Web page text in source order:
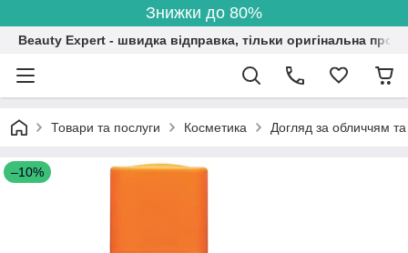
Знижки до 80%
Beauty Expert - швидка відправка, тільки оригінальна
Товари та послуги Косметика Догляд за обличчям
–10%